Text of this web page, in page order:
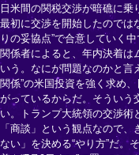
日米間の関税交渉が暗礁に乗
最初に交渉を開始したのでは
りの妥協点”で合意していく
関係者によると、年内決着は
いう。なにが問題なのかと言
関係”の米国投資を強く求め
がっているからだ。そういう
い。トランプ大統領の交渉術
「商談」という観点なので
ない」を決める“やり方”だ。